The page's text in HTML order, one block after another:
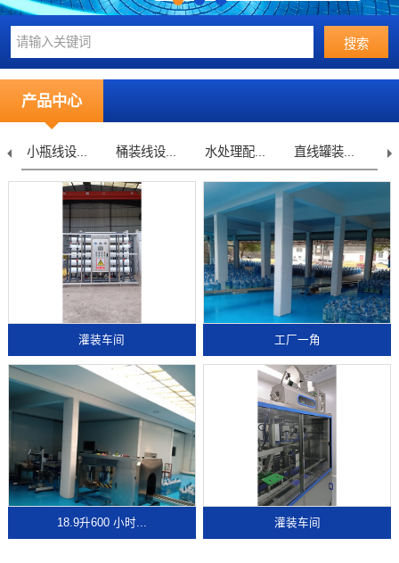
产品中心
桶装线设... 水处理配... 直线罐装... 不锈钢桶...
灌装车间 工厂一角
18.9升600 小时... 灌装车间